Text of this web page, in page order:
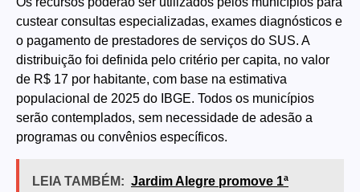
custear consultas especializadas, exames diagnósticos e
o pagamento de prestadores de serviços do SUS. A
distribuição foi definida pelo critério per capita, no valor
de R$ 17 por habitante, com base na estimativa
populacional de 2025 do IBGE. Todos os municípios
serão contemplados, sem necessidade de adesão a
programas ou convênios específicos.
LEIA TAMBÉM: Jardim Alegre promove 1ª